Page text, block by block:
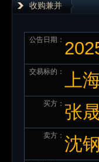
收购兼并
公告日期：
交易标的： 上
买方： 张
卖方： 沈